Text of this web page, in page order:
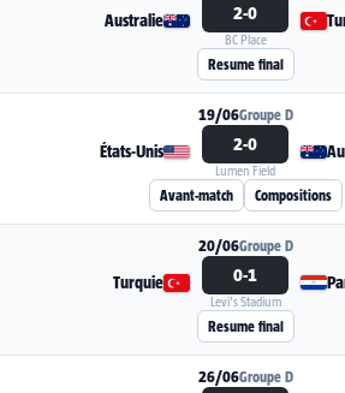
Voir la fiche du
Australie 2-0
BC Place
Resume final
Voir la fiche du
19/06Groupe D
États-Unis 2-0
Lumen Field
Avant-match Compositions
Voir la fiche du
20/06Groupe D
Turquie 0-1
Levi's Stadium
Resume final
26/06Groupe D